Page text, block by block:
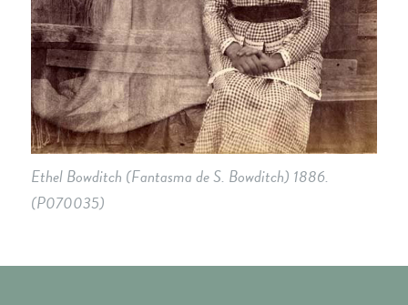
Ethel Bowditch (Fantasma de S. Bowditch) 1886.
(P070035)